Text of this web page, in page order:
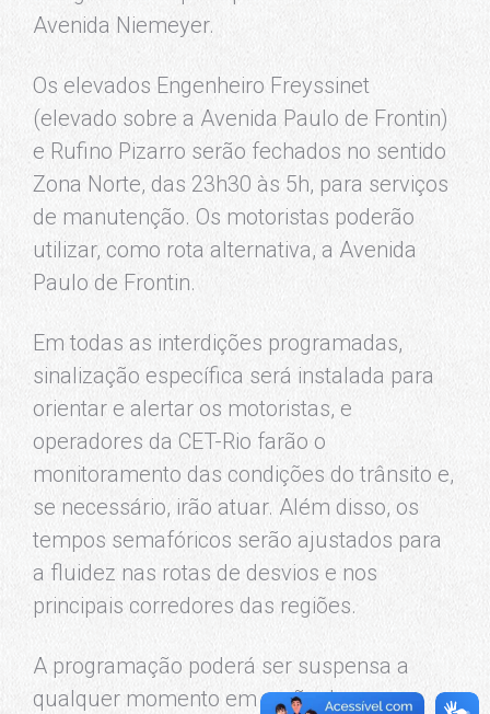
Avenida Niemeyer.
Os elevados Engenheiro Freyssinet
(elevado sobre a Avenida Paulo de Frontin)
e Rufino Pizarro serão fechados no sentido
Zona Norte, das 23h30 às 5h, para serviços
de manutenção. Os motoristas poderão
utilizar, como rota alternativa, a Avenida
Paulo de Frontin.
Em todas as interdições programadas,
sinalização específica será instalada para
orientar e alertar os motoristas, e
operadores da CET-Rio farão o
monitoramento das condições do trânsito e,
se necessário, irão atuar. Além disso, os
tempos semafóricos serão ajustados para
a fluidez nas rotas de desvios e nos
principais corredores das regiões.
A programação poderá ser suspensa a
qualquer momento em razão das